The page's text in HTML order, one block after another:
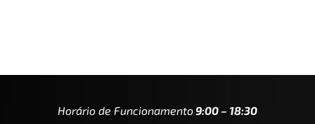
Horário de Funcionamento 9:00 – 18:30